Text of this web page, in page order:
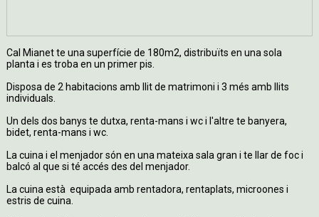
Cal Mianet te una superfície de 180m2, distribuïts en una sola
planta i es troba en un primer pis.
Disposa de 2 habitacions amb llit de matrimoni i 3 més amb llits
individuals.
Un dels dos banys te dutxa, renta-mans i wc i l'altre te banyera,
bidet, renta-mans i wc.
La cuina i el menjador són en una mateixa sala gran i te llar de foc i
balcó al que si té accés des del menjador.
La cuina està equipada amb rentadora, rentaplats, microones i
estris de cuina.